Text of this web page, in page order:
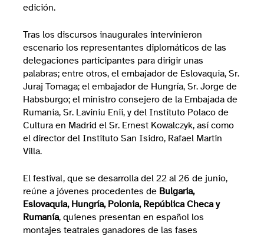
edición.
Tras los discursos inaugurales intervinieron
escenario los representantes diplomáticos de las
delegaciones participantes para dirigir unas
palabras; entre otros, el embajador de Eslovaquia, Sr.
Juraj Tomaga; el embajador de Hungría, Sr. Jorge de
Habsburgo; el ministro consejero de la Embajada de
Rumanía, Sr. Laviniu Enii, y del Instituto Polaco de
Cultura en Madrid el Sr. Ernest Kowalczyk, así como
el director del Instituto San Isidro, Rafael Martin
Villa.
El festival, que se desarrolla del 22 al 26 de junio,
reúne a jóvenes procedentes de Bulgaria,
Eslovaquia, Hungría, Polonia, República Checa y
Rumanía, quienes presentan en español los
montajes teatrales ganadores de las fases